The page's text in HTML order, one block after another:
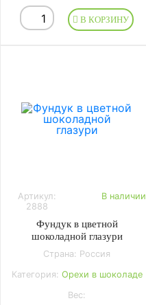
В КОРЗИНУ
Артикул:
2888
В наличии
Фундук в цветной
шоколадной глазури
Страна: Россия
Категория: Орехи в шоколаде
Вес: